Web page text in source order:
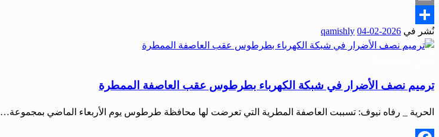
Email
Share
نُشر في 2026-02-04
qamishly
ترميم نصف الأضرار في شبكة الكهرباء بطرطوس عقب العاصفة الممطرة
الحرية _ رفاه نيوف: تسببت العاصفة المطرية التي تعرضت لها محافظة طرطوس يوم الأربعاء الماضي بمجموعة…